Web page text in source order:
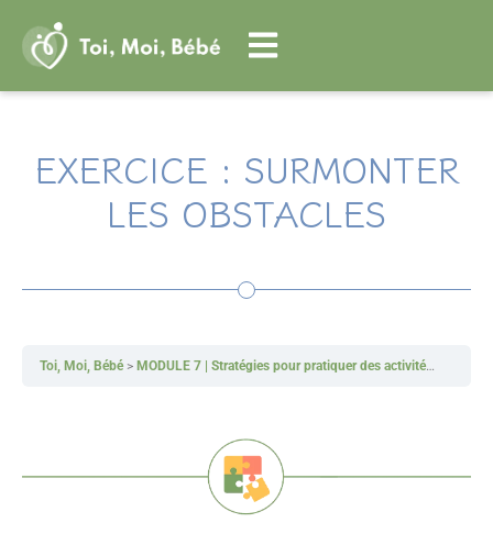
EXERCICE : SURMONTER
LES OBSTACLES
Toi, Moi, Bébé MODULE 7 | Stratégies pour pratiquer des activités agréables